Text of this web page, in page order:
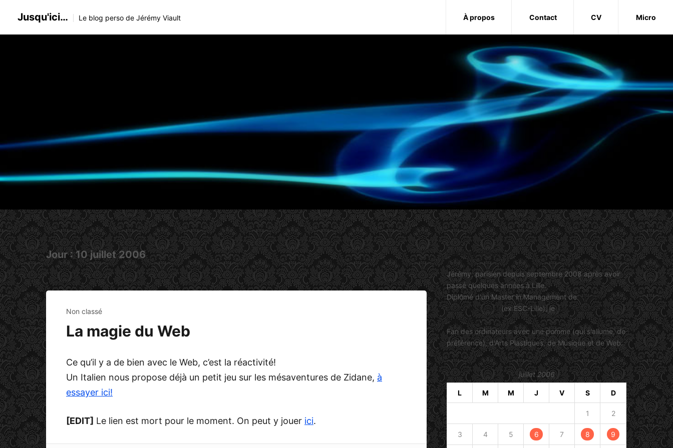
Jusqu'ici… Le blog perso de Jérémy Viault À propos Contact CV Micro
Jour :10 juillet 2006
Non classé
La magie du Web
Ce qu’il y a de bien avec le Web, c’est la réactivité!
Un Italien nous propose déjà un petit jeu sur les mésaventures de Zidane, à
essayer ici!
[EDIT] Le lien est mort pour le moment. On peut y jouer ici.
Jérémy Viault
Jérémy, parisien depuis septembre 2008 après avoir
passé quelques années à Lille.
Diplômé d'un Master in Management deSKEMA
Business School(ex ESC-Lille), jetravaille dans le
marketing.
Fan des ordinateurs avec une pomme (qui s'allume, de
préférence), d'Arts Plastiques, de Musique et de Web.
juillet 2006
L M M J V S D
1 2
3 4 5 6 7 8 9